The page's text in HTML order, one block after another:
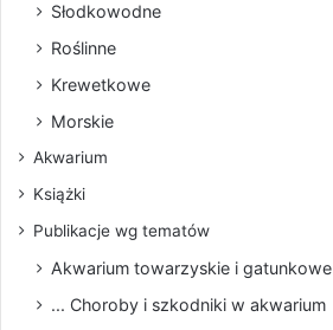
Słodkowodne
Roślinne
Krewetkowe
Morskie
Akwarium
Książki
Publikacje wg tematów
Akwarium towarzyskie i gatunkowe
... Choroby i szkodniki w akwarium